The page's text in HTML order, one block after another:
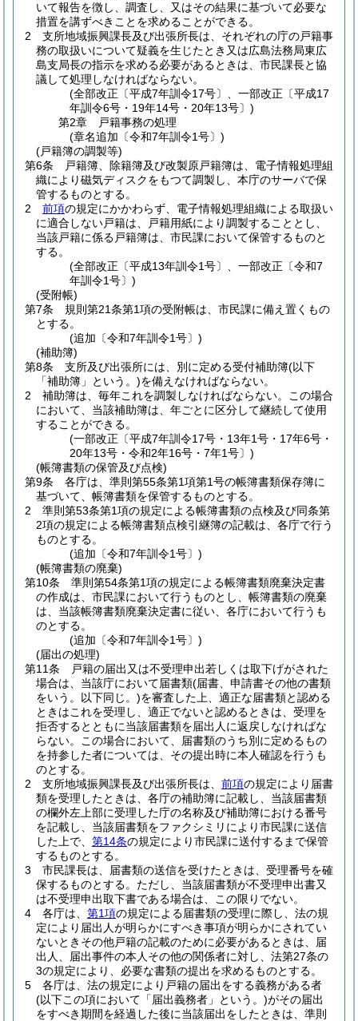
いて報告を徴し、調査し、又はその結果に基づいて必要な
措置を講ずべきことを求めることができる。
2
支所地域振興課長及び出張所長は、それぞれの庁の戸籍事
務の取扱いについて疑義を生じたとき又は広島法務局東広
島支局長の指示を求める必要があるときは、市民課長と協
議して処理しなければならない。
(全部改正〔平成7年訓令17号〕、一部改正〔平成17
年訓令6号・19年14号・20年13号〕)
第2章
戸籍事務の処理
(章名追加〔令和7年訓令1号〕)
(戸籍簿の調製等)
第6条
戸籍簿、除籍簿及び改製原戸籍簿は、電子情報処理組
織により磁気ディスクをもつて調製し、本庁のサーバで保
管するものとする。
2
前項の規定にかかわらず、電子情報処理組織による取扱い
に適合しない戸籍は、戸籍用紙により調製することとし、
当該戸籍に係る戸籍簿は、市民課において保管するものと
する。
(全部改正〔平成13年訓令1号〕、一部改正〔令和7
年訓令1号〕)
(受附帳)
第7条
規則第21条第1項の受附帳は、市民課に備え置くもの
とする。
(追加〔令和7年訓令1号〕)
(補助簿)
第8条
支所及び出張所には、別に定める受付補助簿(以下
「補助簿」という。)を備えなければならない。
2
補助簿は、毎年これを調製しなければならない。
この場合
において、当該補助簿は、年ごとに区分して継続して使用
することができる。
(一部改正〔平成7年訓令17号・13年1号・17年6号・
20年13号・令和2年16号・7年1号〕)
(帳簿書類の保管及び点検)
第9条
各庁は、準則第55条第1項第1号の帳簿書類保存簿に
基づいて、帳簿書類を保管するものとする。
2
準則第53条第1項の規定による帳簿書類の点検及び同条第
2項の規定による帳簿書類点検引継簿の記載は、各庁で行う
ものとする。
(追加〔令和7年訓令1号〕)
(帳簿書類の廃棄)
第10条
準則第54条第1項の規定による帳簿書類廃棄決定書
の作成は、市民課において行うものとし、帳簿書類の廃棄
は、当該帳簿書類廃棄決定書に従い、各庁において行うも
のとする。
(追加〔令和7年訓令1号〕)
(届出の処理)
第11条
戸籍の届出又は不受理申出若しくは取下げがされた
場合は、当該庁において届書類(届書、申請書その他の書類
をいう。以下同じ。)を審査した上、適正な届書類と認める
ときはこれを受理し、適正でないと認めるときは、受理を
拒否するとともに当該届書類を届出人に返戻しなければな
らない。
この場合において、届書類のうち別に定めるもの
を持参した者については、その提出時に本人確認を行うも
のとする。
2
支所地域振興課長及び出張所長は、 前項の規定により届書
類を受理したときは、各庁の補助簿に記載し、当該届書類
の欄外左上部に受理した庁の名称及び補助簿における番号
を記載し、当該届書類をファクシミリにより市民課に送信
した上で、 第14条の規定により市民課に送付するまで保管
するものとする。
3
市民課長は、届書類の送信を受けたときは、受理番号を確
保するものとする。 ただし、当該届書類が不受理申出書又
は不受理申出取下書である場合は、この限りでない。
4
各庁は、 第1項の規定による届書類の受理に際し、法の規
定により届出人が明らかにすべき事項が明らかにされてい
ないときその他戸籍の記載のために必要があるときは、届
出人、届出事件の本人その他の関係者に対し、法第27条の
3の規定により、必要な書類の提出を求めるものとする。
5
各庁は、法の規定により戸籍の届出をする義務がある者
(以下この項において「届出義務者」という。)がその届出
をすべき期間を経過した後に当該届出をしたときは、準則